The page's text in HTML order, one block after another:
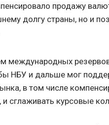
продажу
долгу страны, но и
международных
НБУ и дальше мог
в том числе
сглаживать курсовые